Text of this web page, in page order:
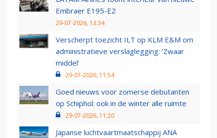
Embraer E195-E2
29-07-2026, 13:34
Verscherpt toezicht ILT op KLM E&M om
administratieve verslaglegging: ‘Zwaar
middel’
29-07-2026, 11:54
Goed nieuws voor zomerse debutanten
op Schiphol: ook in de winter alle ruimte
29-07-2026, 11:20
Japanse luchtvaartmaatschappij ANA